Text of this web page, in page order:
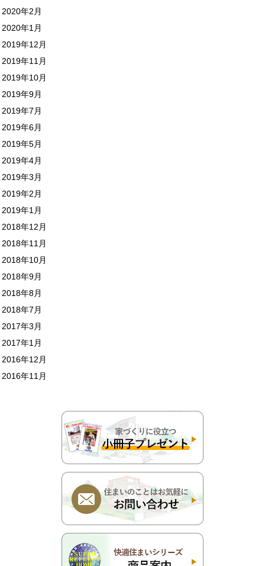
2020年2月
2020年1月
2019年12月
2019年11月
2019年10月
2019年9月
2019年7月
2019年6月
2019年5月
2019年4月
2019年3月
2019年2月
2019年1月
2018年12月
2018年11月
2018年10月
2018年9月
2018年8月
2018年7月
2017年3月
2017年1月
2016年12月
2016年11月